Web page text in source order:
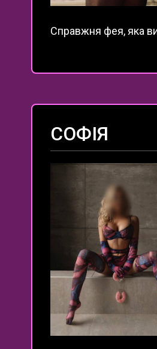
Справжня фея, яка
СОФІЯ